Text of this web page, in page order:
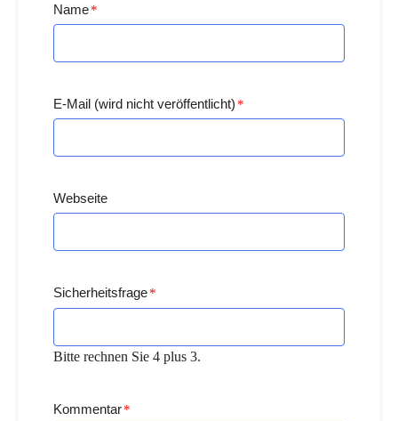
Name*
E-Mail (wird nicht veröffentlicht) *
Webseite
Sicherheitsfrage*
Bitte rechnen Sie 4 plus 3.
Kommentar*